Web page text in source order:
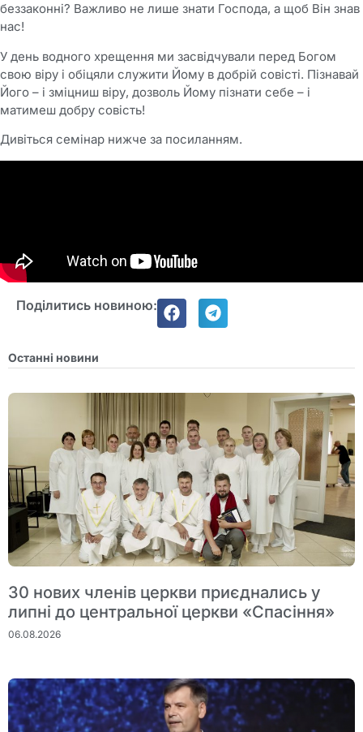
беззаконні? Важливо не лише знати Господа, а щоб Він знав
нас!
У день водного хрещення ми засвідчували перед Богом
свою віру і обіцяли служити Йому в добрій совісті. Пізнавай
Його – і зміцниш віру, дозволь Йому пізнати себе – і
матимеш добру совість!
Дивіться семінар нижче за посиланням.
Поділитись новиною:
Останні новини
30 нових членів церкви приєднались у
липні до центральної церкви «Спасіння»
06.08.2026